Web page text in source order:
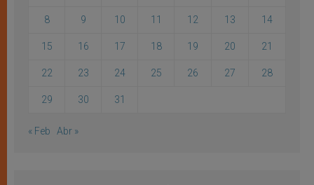
8 9 10 11 12 13 14
15 16 17 18 19 20 21
22 23 24 25 26 27 28
29 30 31
« Feb Abr »